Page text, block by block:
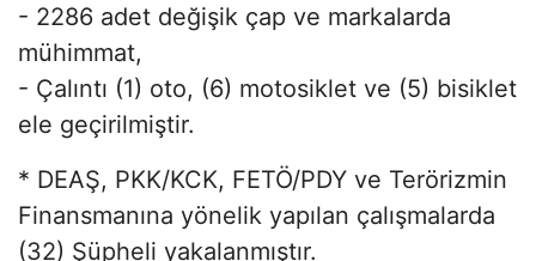
- 2286 adet değişik çap ve markalarda
mühimmat,
- Çalıntı (1) oto, (6) motosiklet ve (5) bisiklet
ele geçirilmiştir.
* DEAŞ, PKK/KCK, FETÖ/PDY ve Terörizmin
Finansmanına yönelik yapılan çalışmalarda
(32) Şüpheli yakalanmıştır.